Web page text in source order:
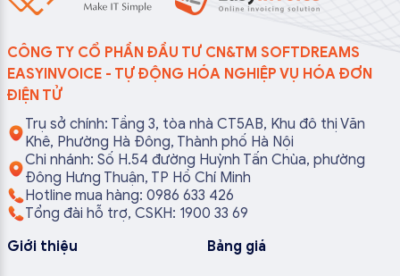
CÔNG TY CỔ PHẦN ĐẦU TƯ CN&TM SOFTDREAMS
EASYINVOICE - TỰ ĐỘNG HÓA NGHIỆP VỤ HÓA ĐƠN
ĐIỆN TỬ
Trụ sở chính: Tầng 3, tòa nhà CT5AB, Khu đô thị Văn
Khê, Phường Hà Đông, Thành phố Hà Nội
Chi nhánh: Số H.54 đường Huỳnh Tấn Chùa, phường
Đông Hưng Thuận, TP Hồ Chí Minh
Hotline mua hàng: 0986 633 426
Tổng đài hỗ trợ, CSKH: 1900 33 69
Giới thiệu
Bảng giá